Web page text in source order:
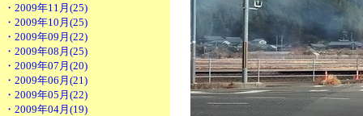
・2009年11月(25)
・2009年10月(25)
・2009年09月(22)
・2009年08月(25)
・2009年07月(20)
・2009年06月(21)
・2009年05月(22)
・2009年04月(19)